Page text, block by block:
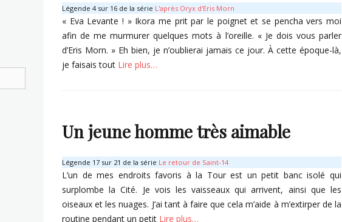
Légende 4 sur 16 de la série L'après Oryx d'Eris Morn
« Eva Levante ! » Ikora me prit par le poignet et se pencha vers moi
afin de me murmurer quelques mots à l’oreille. « Je dois vous parler
d’Eris Morn. » Eh bien, je n’oublierai jamais ce jour. À cette époque-là,
je faisais tout Lire plus…
l
c
e
s
d
e
l
Un jeune homme très aimable
Légende 17 sur 21 de la série Le retour de Saint-14
L’un de mes endroits favoris à la Tour est un petit banc isolé qui
surplombe la Cité. Je vois les vaisseaux qui arrivent, ainsi que les
oiseaux et les nuages. J’ai tant à faire que cela m’aide à m’extirper de la
routine pendant un petit Lire plus…